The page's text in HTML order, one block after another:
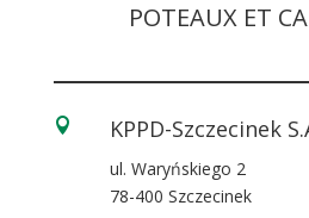
POTEAUX ET
 KPPD-Szczecinek
ul. Waryńskiego 2
78-400 Szczecinek